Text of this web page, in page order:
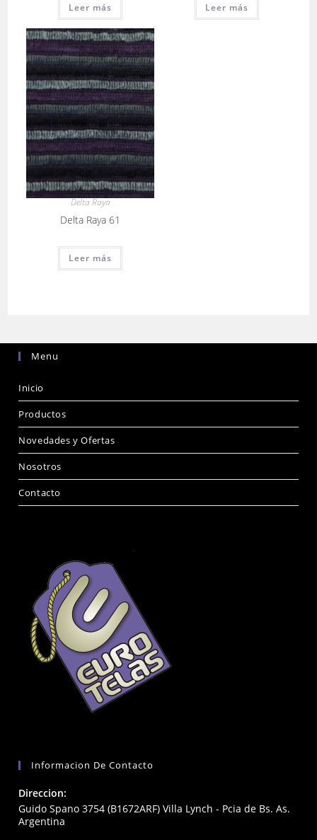
Leer más Leer más
Delta Raya
Delta Raya 61
Leer más
Menu
Inicio
Productos
Novedades y Ofertas
Nosotros
Contacto
Informacion De Contacto
Direccion:
Guido Spano 3754 (B1672ARF) Villa Lynch - Pcia de Bs. As.
Argentina